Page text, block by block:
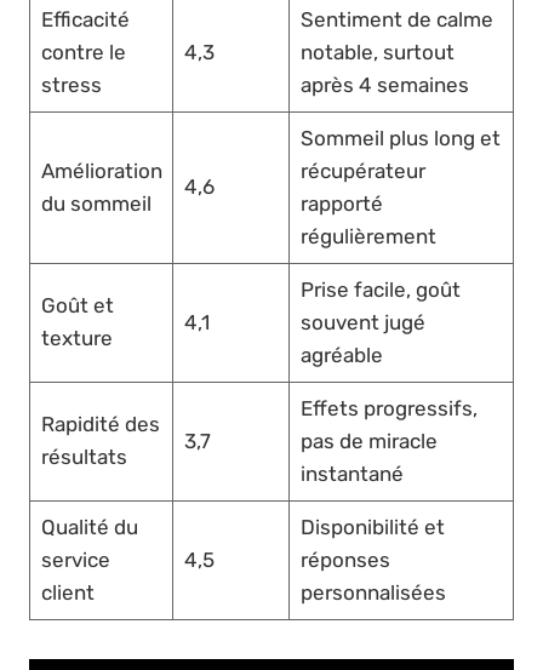
Efficacité
contre le
stress
4,3
Sentiment de calme
notable, surtout
après 4 semaines
Amélioration
du sommeil
4,6
Sommeil plus long et
récupérateur
rapporté
régulièrement
Goût et
texture
4,1
Prise facile, goût
souvent jugé
agréable
Rapidité des
résultats
3,7
Effets progressifs,
pas de miracle
instantané
Qualité du
service
client
4,5
Disponibilité et
réponses
personnalisées